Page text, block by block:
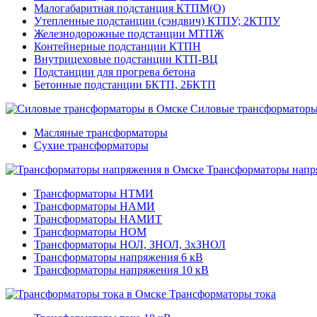
Малогабаритная подстанция КТПМ(О)
Утепленные подстанции (сэндвич) КТПУ; 2КТПУ
Железнодорожные подстанции МТПЖ
Контейнерные подстанции КТПН
Внутрицеховые подстанции КТП-ВЦ
Подстанции для прогрева бетона
Бетонные подстанции БКТП, 2БКТП
Силовые
Масляные трансформаторы
Сухие трансформаторы
Трансформаторы
Трансформаторы НТМИ
Трансформаторы НАМИ
Трансформаторы НАМИТ
Трансформаторы НОМ
Трансформаторы НОЛ, ЗНОЛ, 3хЗНОЛ
Трансформаторы напряжения 6 кВ
Трансформаторы напряжения 10 кВ
Трансформаторы тока